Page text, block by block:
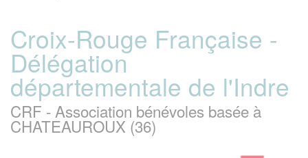
Croix-Rouge Française -
Délégation
départementale de l'Indre
CRF - Association bénévoles basée à
CHATEAUROUX (36)